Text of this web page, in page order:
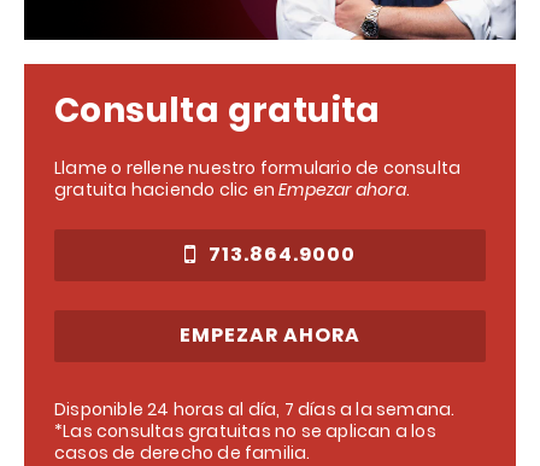
Consulta gratuita
Llame o rellene nuestro formulario de consulta
gratuita haciendo clic enEmpezar ahora.
713.864.9000
EMPEZAR AHORA
Disponible 24 horas al día, 7 días a la semana.
*Las consultas gratuitas no se aplican a los
casos de derecho de familia.